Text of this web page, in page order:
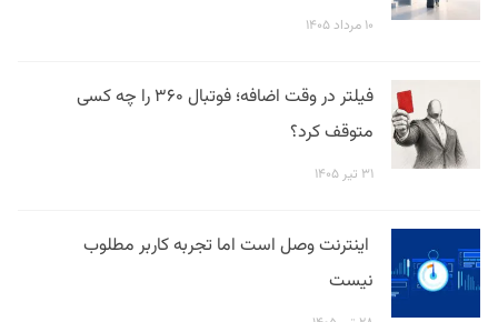
۱۰ مرداد ۱۴۰۵
فیلتر در وقت اضافه؛ فوتبال ۳۶۰ را چه کسی
متوقف کرد؟
۳۱ تیر ۱۴۰۵
اینترنت وصل است اما تجربه کاربر مطلوب
نیست